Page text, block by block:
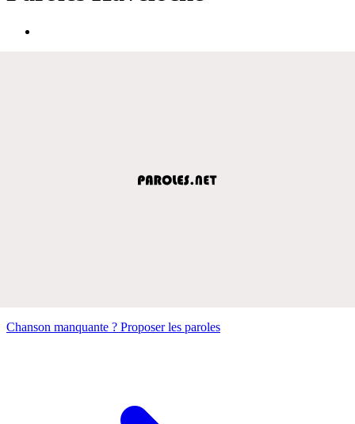
Chanson manquante ? Proposer les paroles